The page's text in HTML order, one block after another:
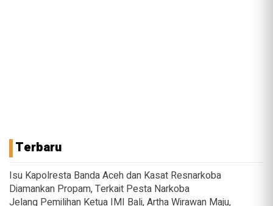
Terbaru
Isu Kapolresta Banda Aceh dan Kasat Resnarkoba
Diamankan Propam, Terkait Pesta Narkoba
Jelang Pemilihan Ketua IMI Bali, Artha Wirawan Maju,